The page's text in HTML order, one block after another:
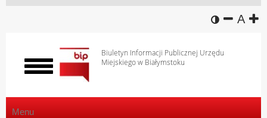
wersja
A
Biuletyn Informacji Publicznej Urzędu
Miejskiego w Białymstoku
Włącz
menu
Menu